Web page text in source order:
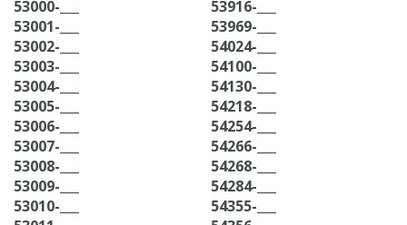
53000-___
53001-___
53002-___
53003-___
53004-___
53005-___
53006-___
53007-___
53008-___
53009-___
53010-___
53916-___
53969-___
54024-___
54100-___
54130-___
54218-___
54254-___
54266-___
54268-___
54284-___
54355-___